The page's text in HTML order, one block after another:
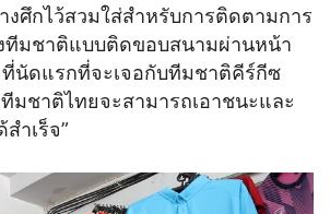
งศึกไว้สวมใส่สำหรับการติดตามการ
มชาติแบบติดขอบสนามผ่านหน้า
นัดแรกที่จะเจอกับทีมชาติคีร์กีซ
มชาติไทยจะสามารถเอาชนะและ
ำเร็จ”